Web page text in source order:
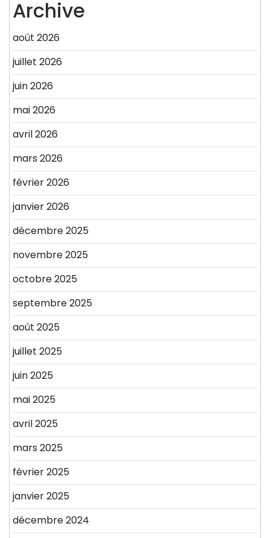
Archive
août 2026
juillet 2026
juin 2026
mai 2026
avril 2026
mars 2026
février 2026
janvier 2026
décembre 2025
novembre 2025
octobre 2025
septembre 2025
août 2025
juillet 2025
juin 2025
mai 2025
avril 2025
mars 2025
février 2025
janvier 2025
décembre 2024